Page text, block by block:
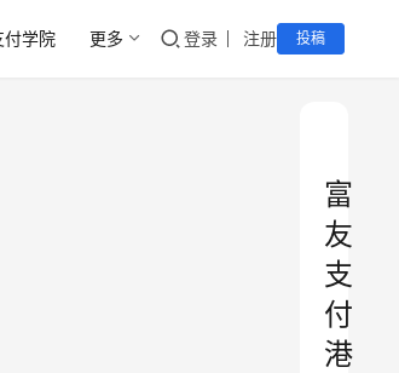
付学院 更多 登录 注册 投稿
富
友
支
付
港